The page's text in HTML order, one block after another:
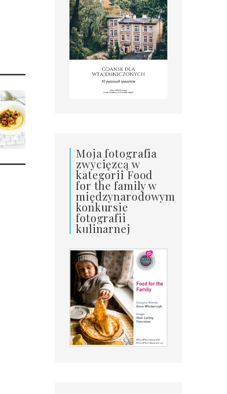
Moja fotografia
zwycięzcą w
kategorii Food
for the family w
międzynarodowym
konkursie
fotografii
kulinarnej